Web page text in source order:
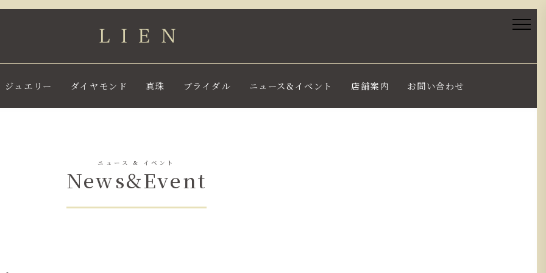
ジュエリー ダイヤモンド 真珠 ブライダル ニュース&イベント 店舗案内 お問い合わせ
ニュース & イベント
News&Event